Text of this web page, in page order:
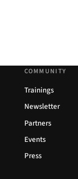
COMMUNITY
Trainings
Newsletter
Partners
Events
Press